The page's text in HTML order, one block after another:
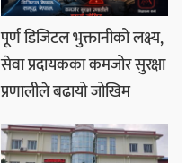
पूर्ण डिजिटल भुक्तानीको लक्ष्य,
सेवा प्रदायकका कमजोर सुरक्षा
प्रणालीले बढायो जोखिम